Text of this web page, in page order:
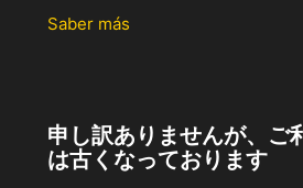
Saber más
申し訳ありませんが、ご
は古くなっております